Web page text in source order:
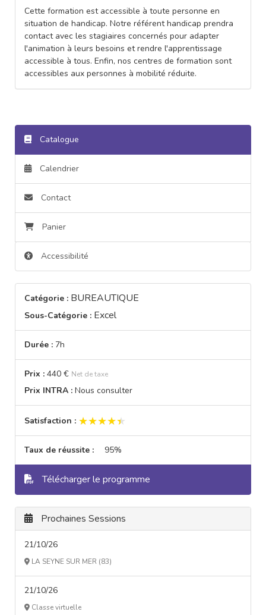
Cette formation est accessible à toute personne en
situation de handicap. Notre référent handicap prendra
contact avec les stagiaires concernés pour adapter
l'animation à leurs besoins et rendre l'apprentissage
accessible à tous. Enfin, nos centres de formation sont
accessibles aux personnes à mobilité réduite.
Catalogue
Calendrier
Contact
Panier
Accessibilité
Catégorie : BUREAUTIQUE
Sous-Catégorie : Excel
Durée : 7h
Prix : 440 € Net de taxe
Prix INTRA : Nous consulter
Satisfaction : ★★★★★
★★★★★
Taux de réussite : 95%
Télécharger le programme
Prochaines Sessions
21/10/26
LA SEYNE SUR MER (83)
21/10/26
Classe virtuelle